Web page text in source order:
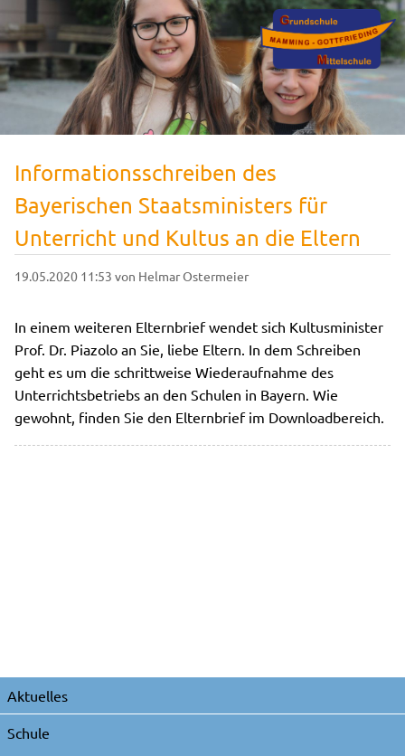
Informationsschreiben des
Bayerischen Staatsministers für
Unterricht und Kultus an die Eltern
19.05.2020 11:53 von Helmar Ostermeier
In einem weiteren Elternbrief wendet sich Kultusminister
Prof. Dr. Piazolo an Sie, liebe Eltern. In dem Schreiben
geht es um die schrittweise Wiederaufnahme des
Unterrichtsbetriebs an den Schulen in Bayern. Wie
gewohnt, finden Sie den Elternbrief im Downloadbereich.
Navigation
überspringen
Aktuelles
Schule